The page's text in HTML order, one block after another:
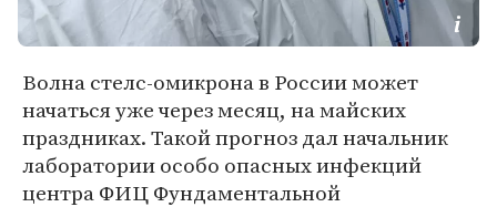
Волна стелс-омикрона в России может
начаться уже через месяц, на майских
праздниках. Такой прогноз дал начальник
лаборатории особо опасных инфекций
центра ФИЦ Фундаментальной